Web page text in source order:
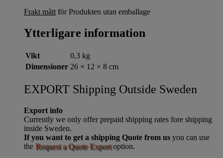
Frakt mått för Produkten utan emballage
Ytterligare information
Vikt
0,3 kg
Dimensioner 26 × 12 × 8 cm
EXPORT Shipping Outside Sweden
Export info
Currently we only offer prepaid shipping rates fore shipping
inside Sweden.
If you want to get a shipping Quote from us you can use
the Request a Quote Exportoption.